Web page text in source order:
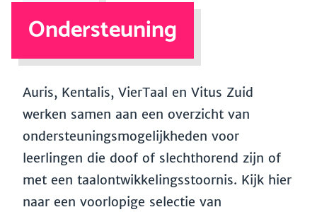
Ondersteuning
Auris, Kentalis, VierTaal en Vitus Zuid
werken samen aan een overzicht van
ondersteuningsmogelijkheden voor
leerlingen die doof of slechthorend zijn of
met een taalontwikkelingsstoornis. Kijk hier
naar een voorlopige selectie van